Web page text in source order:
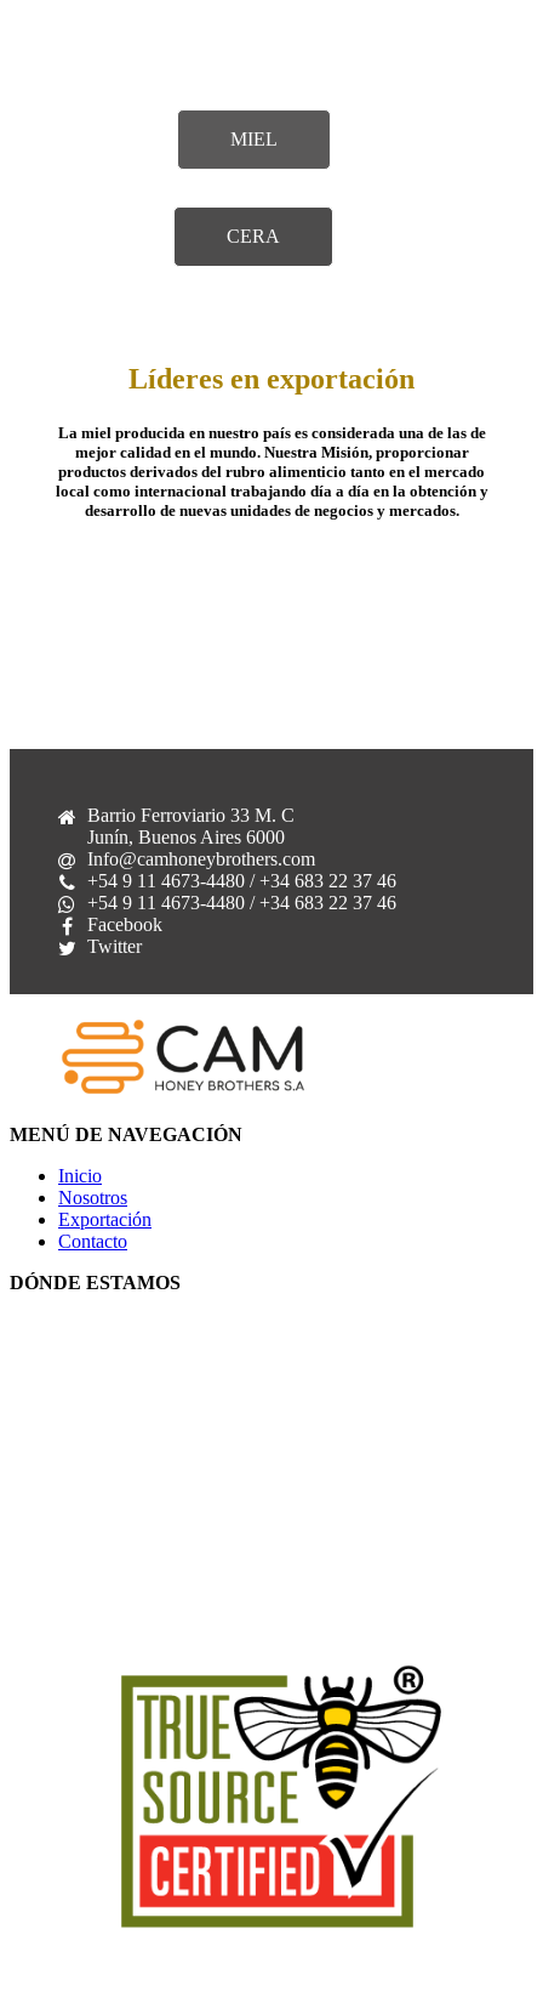
MIEL
CERA
Líderes en exportación
La miel producida en nuestro país es considerada una de las de
mejor calidad en el mundo. Nuestra Misión, proporcionar
productos derivados del rubro alimenticio tanto en el mercado
local como internacional trabajando día a día en la obtención y
desarrollo de nuevas unidades de negocios y mercados.
Barrio Ferroviario 33 M. C
Junín, Buenos Aires 6000
Info@camhoneybrothers.com
+54 9 11 4673-4480 / +34 683 22 37 46
+54 9 11 4673-4480 / +34 683 22 37 46
Facebook
Twitter
MENÚ DE NAVEGACIÓN
Inicio
Nosotros
Exportación
Contacto
DÓNDE ESTAMOS